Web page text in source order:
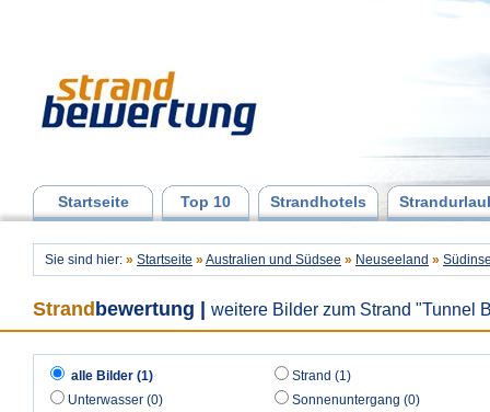
Startseite Top 10 Strandhotels
Sie sind hier: » Startseite » Australien und Südsee » Neuseeland »
Strand bewertung weitere Bilder zum Strand "Tunnel
alle Bilder (1)
Strand (1)
Unterwasser (0)
Sonnenuntergang (0)